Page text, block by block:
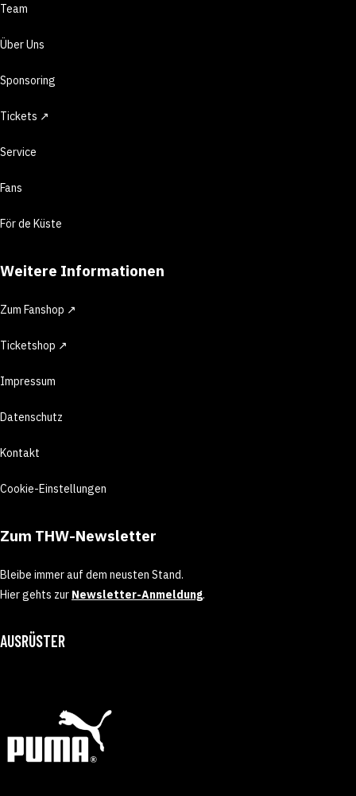
Team
Über Uns
Sponsoring
Tickets ↗
Service
Fans
För de Küste
Weitere Informationen
Zum Fanshop ↗
Ticketshop ↗
Impressum
Datenschutz
Kontakt
Cookie-Einstellungen
Zum THW-Newsletter
Bleibe immer auf dem neusten Stand.
Hier gehts zur Newsletter-Anmeldung.
AUSRÜSTER